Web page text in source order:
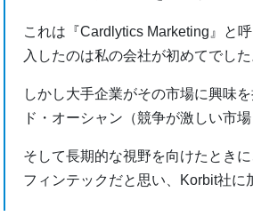
これは『Cardlytics Marketing』と
入したのは私の会社が初めてでした
しかし大手企業がその市場に興味
ド・オーシャン（競争が激しい市場
そして長期的な視野を向けたとき
フィンテックだと思い、Korbit社に